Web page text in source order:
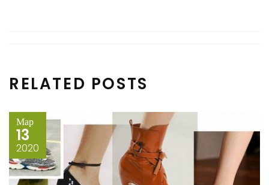
RELATED POSTS
Мар
13
2020